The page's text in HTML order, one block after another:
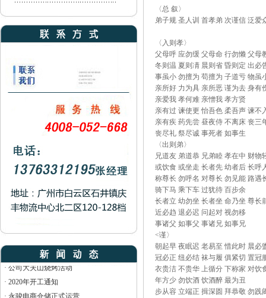
·永骏电商仓储正式运营
公司6月份生日会
·公司大夫山烧烤活动
2020年开工通知
永骏电商仓储正式运营
〈总 叙〉
弟子规 圣人训 首孝弟 次谨信 泛爱
〈入则孝〉
父母呼 应勿缓 父母命 行勿懒 父母
冬则温 夏则凊 晨则省 昏则定 出必
事虽小 勿擅为 苟擅为 子道亏 物虽
亲所好 力为具 亲所恶 谨为去 身有
亲爱我 孝何难 亲憎我 孝方贤
亲有过 谏使更 怡吾色 柔吾声 谏不
亲有疾 药先尝 昼夜侍 不离床 丧三
丧尽礼 祭尽诚 事死者 如事生
〈出则弟〉
兄道友 弟道恭 兄弟睦 孝在中 财物
或饮食 或坐走 长者先 幼者后 长呼
称尊长 勿呼名 对尊长 勿见能 路遇
骑下马 乘下车 过犹待 百步余
长者立 幼勿坐 长者坐 命乃坐 尊长
近必趋 退必迟 问起对 视勿移
事诸父 如事父 事诸兄 如事兄
<谨〉
朝起早 夜眠迟 老易至 惜此时 晨必
冠必正 纽必结 袜与履 俱紧切 置冠
衣贵洁 不贵华 上循分 下称家 对饮
年方少 勿饮酒 饮酒醉 最为丑
步从容 立端正 揖深圆 拜恭敬 勿践